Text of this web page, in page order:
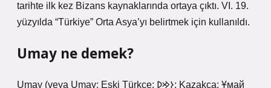
tarihte ilk kez Bizans kaynaklarında ortaya çıktı. VI. 19.
yüzyılda “Türkiye” Orta Asya’yı belirtmek için kullanıldı.
Umay ne demek?
Umay (veya Umay; Eski Türkçe: 𐰆𐰢𐰖; Kazakça: Ұмай